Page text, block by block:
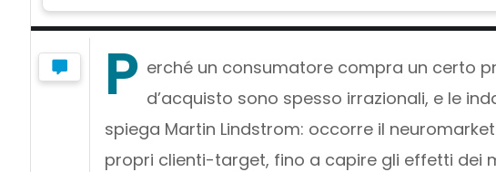
P erché un consumatore compra un certo
d’acquisto sono spesso irrazionali, e le
spiega Martin Lindstrom: occorre il
propri clienti-target, fino a capire gli effetti dei